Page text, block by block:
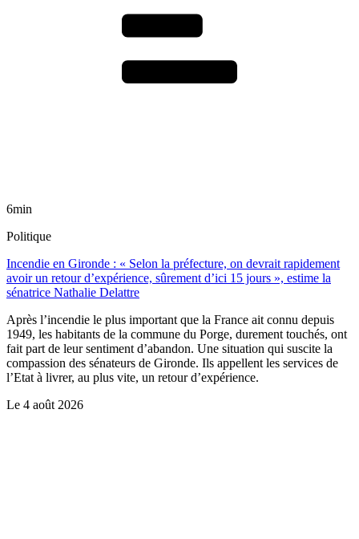
6min
Politique
Incendie en Gironde : « Selon la préfecture, on devrait rapidement
avoir un retour d’expérience, sûrement d’ici 15 jours », estime la
sénatrice Nathalie Delattre
Après l’incendie le plus important que la France ait connu depuis
1949, les habitants de la commune du Porge, durement touchés, ont
fait part de leur sentiment d’abandon. Une situation qui suscite la
compassion des sénateurs de Gironde. Ils appellent les services de
l’Etat à livrer, au plus vite, un retour d’expérience.
Le 4 août 2026